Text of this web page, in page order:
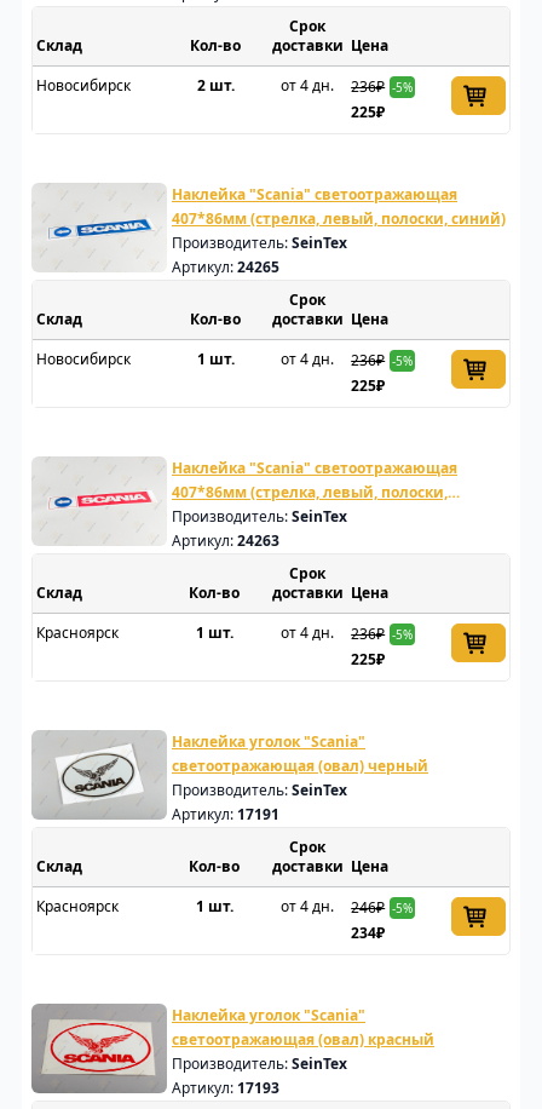
Склад
Срок
доставки Цена
Новосибирск
2 шт. от 4 дн. 236₽ -5%
225₽
Наклейка "Scania" светоотражающая
407*86мм (стрелка, левый, полоски, синий)
Производитель:SeinTex
Артикул:24265
Склад
Срок
доставки Цена
Новосибирск
1 шт. от 4 дн. 236₽ -5%
225₽
Наклейка "Scania" светоотражающая
407*86мм (стрелка, левый, полоски,
красный)
Производитель:SeinTex
Артикул:24263
Склад
Срок
доставки Цена
Красноярск
1 шт. от 4 дн. 236₽ -5%
225₽
Наклейка уголок "Scania"
светоотражающая (овал) черный
Производитель:SeinTex
Артикул: 17191
Склад
Срок
доставки Цена
Красноярск
1 шт. от 4 дн. 246₽ -5%
234₽
Наклейка уголок "Scania"
светоотражающая (овал) красный
Производитель:SeinTex
Артикул: 17193